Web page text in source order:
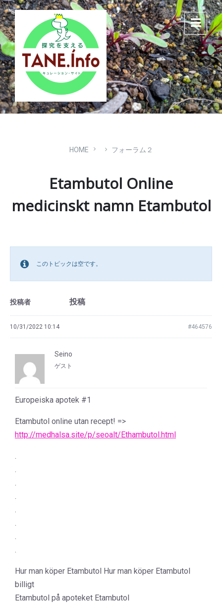
Skip
to
content
Skip
to
main
navigation
Skip
to
footer
HOME フォーラム２
Etambutol Online
medicinskt namn Etambutol
このトピックは空です。
投稿者 投稿
10/31/2022 10:14 #464576
Seino
ゲスト
Europeiska apotek #1
Etambutol online utan recept! =>
http://medhalsa.site/p/seoalt/Ethambutol.html
.
.
.
.
.
.
.
.
Hur man köper Etambutol Hur man köper Etambutol
billigt
Etambutol på apoteket Etambutol